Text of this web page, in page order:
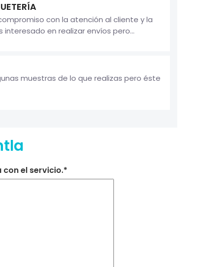
con la atención al cliente y la
en realizar envíos pero...
muestras de lo que realizas pero éste
el servicio.*